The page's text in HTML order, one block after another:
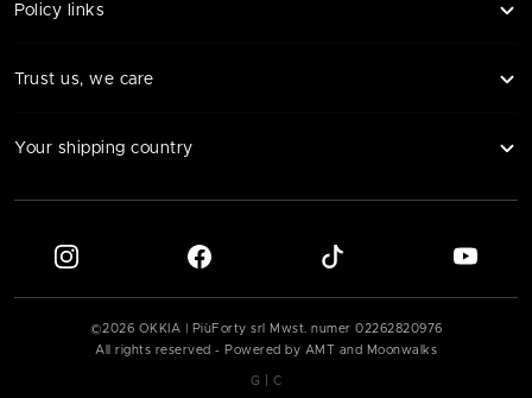
Policy links
Trust us, we care
Your shipping country
©2026 OKKIA | PiùForty srl Mwst. numer 02262820976
All rights reserved - Powered by AMT and Moonwalks
G C